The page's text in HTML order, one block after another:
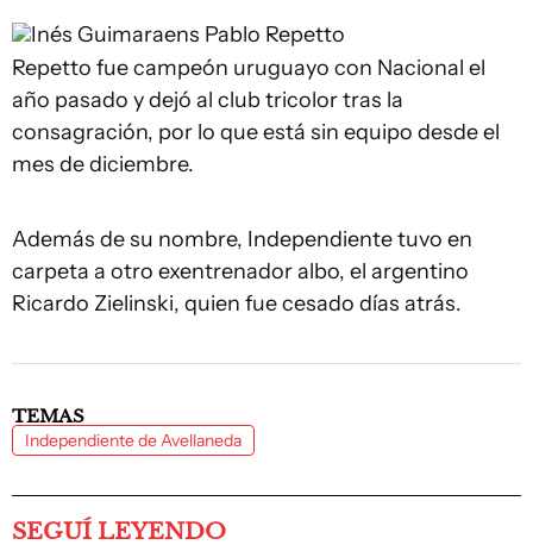
Inés Guimaraens Pablo Repetto
Repetto fue campeón uruguayo con Nacional el
año pasado y dejó al club tricolor tras la
consagración, por lo que está sin equipo desde el
mes de diciembre.
Además de su nombre, Independiente tuvo en
carpeta a otro exentrenador albo, el argentino
Ricardo Zielinski, quien fue cesado días atrás.
TEMAS
Independiente de Avellaneda
SEGUÍ LEYENDO